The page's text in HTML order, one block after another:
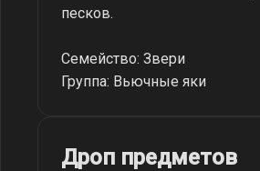
песков.
Семейство: Звери
Группа: Вьючные яки
Дроп предметов